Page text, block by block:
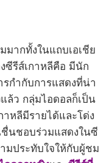
ากทั้งในแถบเอเชีย
ซีรีส์เกาหลีคือ มีนัก
รกำกับการแสดงที่น่า
ล้ว กลุ่มไอดอลก็เป็น
หลีมีรายได้และโด่ง
นชอบร่วมแสดงในซี
มประทับใจให้กับผู้ชม